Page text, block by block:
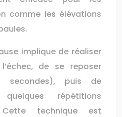
comme les élévations
implique de réaliser
de se reposer
secondes), puis de
répétitions
Cette technique est